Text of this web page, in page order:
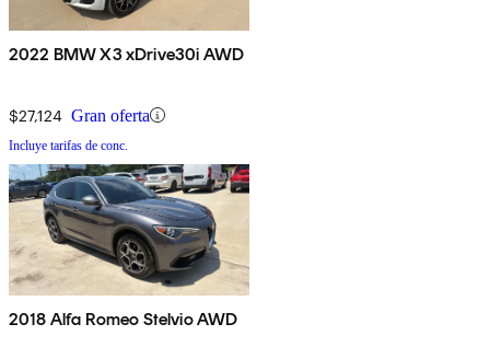
2022 BMW X3 xDrive30i AWD
$27,124 Gran oferta
Incluye tarifas de conc.
2018 Alfa Romeo Stelvio AWD